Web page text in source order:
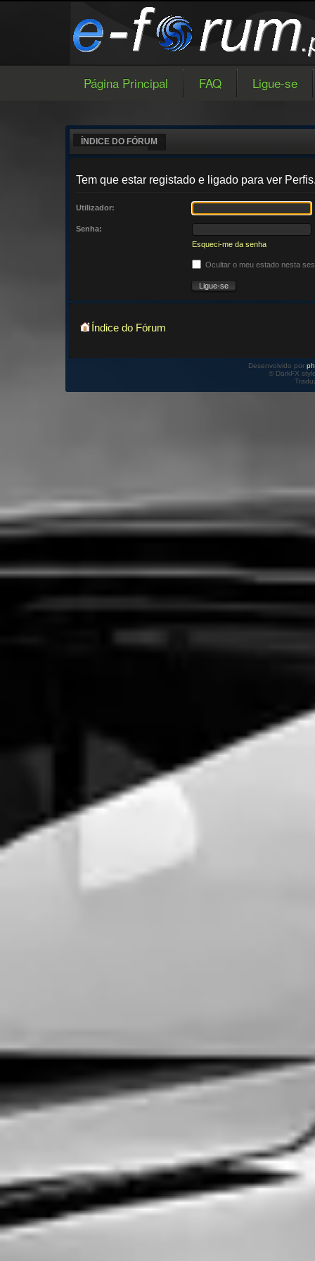
Página Principal FAQ Ligue-se
ÍNDICE DO FÓRUM
Tem que estar registado e ligado para ver
Utilizador:
Senha:
Esqueci-me da senha
Ocultar o meu estado nesta
Índice do Fórum
Desenvolvido por
© DarkFX